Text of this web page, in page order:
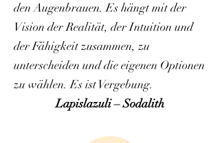
den Augenbrauen. Es hängt mit der
Vision der Realität, der Intuition und
der Fähigkeit zusammen, zu
unterscheiden und die eigenen Optionen
zu wählen. Es ist Vergebung.
Lapislazuli – Sodalith